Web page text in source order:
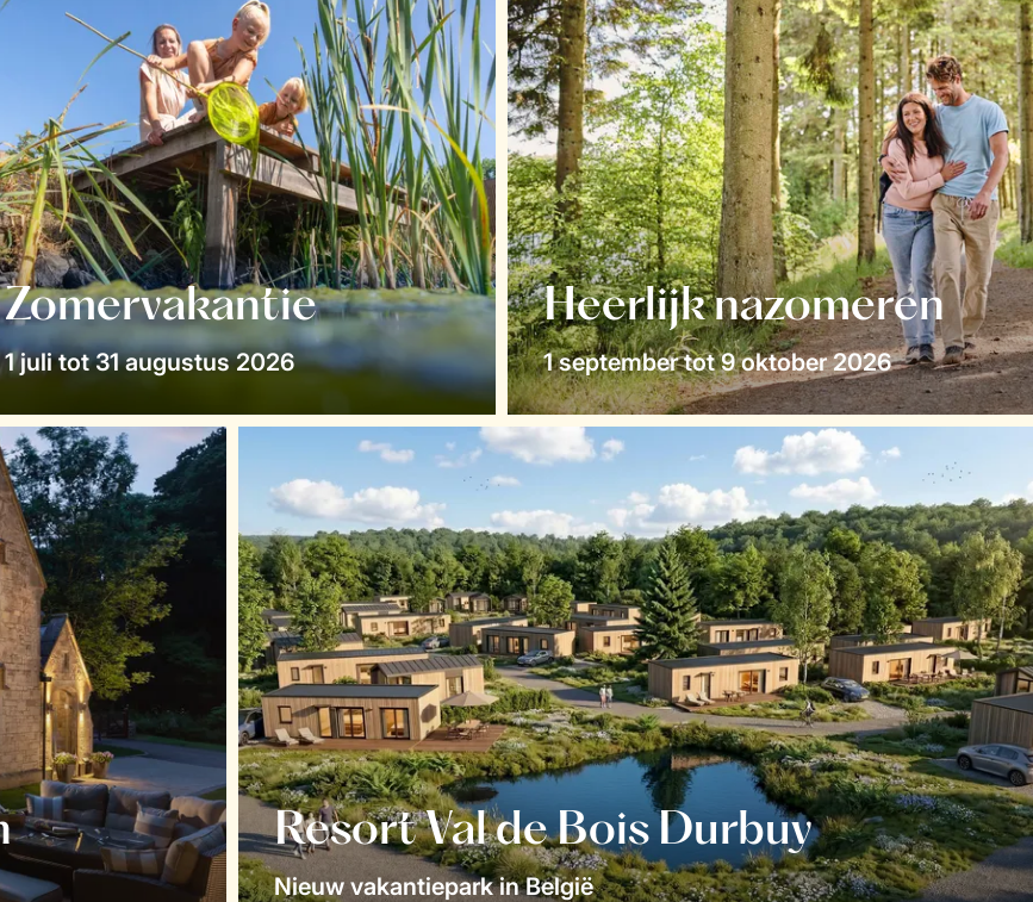
Zomervakantie
1 juli tot 31 augustus 2026
Heerlijk nazomeren
1 september tot 9 oktober 2026
Resort Val de Bois Durbuy
Nieuw vakantiepark in België